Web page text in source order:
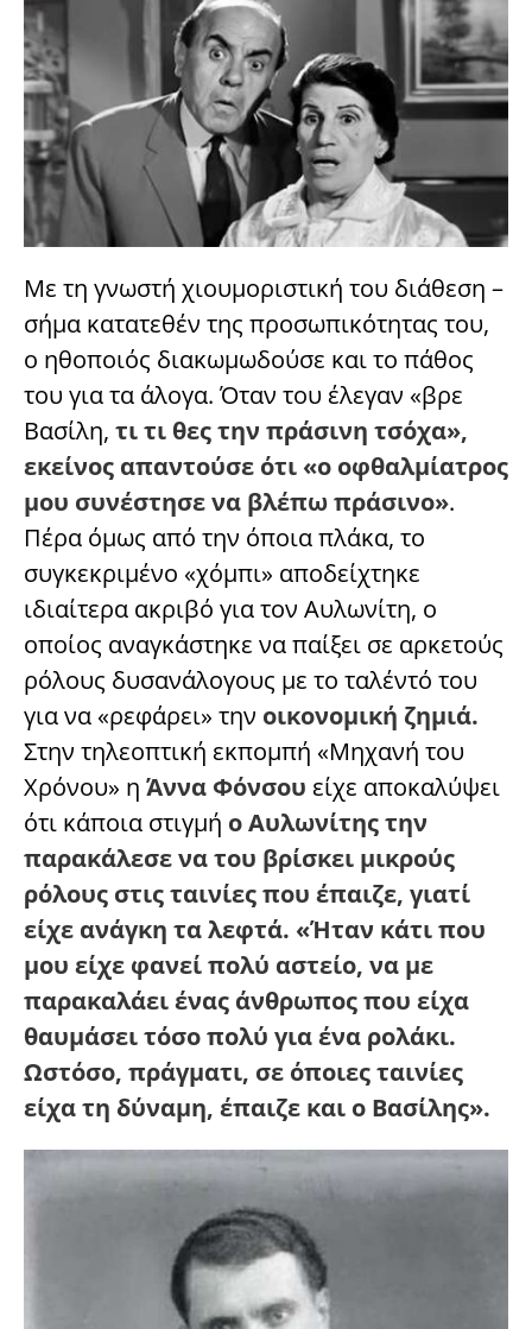
Με τη γνωστή χιουμοριστική του διάθεση –
σήμα κατατεθέν της προσωπικότητας του,
ο ηθοποιός διακωμωδούσε και το πάθος
του για τα άλογα. Όταν του έλεγαν «βρε
Βασίλη, τι τι θες την πράσινη τσόχα»,
εκείνος απαντούσε ότι «ο οφθαλμίατρος
μου συνέστησε να βλέπω πράσινο».
Πέρα όμως από την όποια πλάκα, το
συγκεκριμένο «χόμπι» αποδείχτηκε
ιδιαίτερα ακριβό για τον Αυλωνίτη, ο
οποίος αναγκάστηκε να παίξει σε αρκετούς
ρόλους δυσανάλογους με το ταλέντό του
για να «ρεφάρει» την οικονομική ζημιά.
Στην τηλεοπτική εκπομπή «Μηχανή του
Χρόνου» η Άννα Φόνσου είχε αποκαλύψει
ότι κάποια στιγμή ο Αυλωνίτης την
παρακάλεσε να του βρίσκει μικρούς
ρόλους στις ταινίες που έπαιζε, γιατί
είχε ανάγκη τα λεφτά. «Ήταν κάτι που
μου είχε φανεί πολύ αστείο, να με
παρακαλάει ένας άνθρωπος που είχα
θαυμάσει τόσο πολύ για ένα ρολάκι.
Ωστόσο, πράγματι, σε όποιες ταινίες
είχα τη δύναμη, έπαιζε και ο Βασίλης».